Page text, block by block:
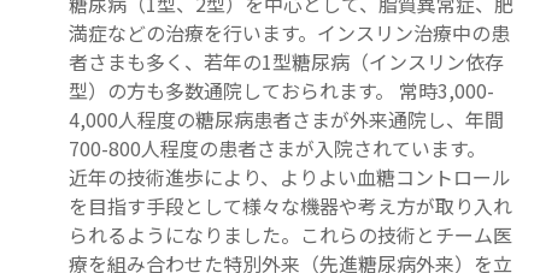
満症などの治療を行います。インスリン治療中の患
者さまも多く、若年の1型糖尿病（インスリン依存
型）の方も多数通院しておられます。 常時3,000-
4,000人程度の糖尿病患者さまが外来通院し、年間
700-800人程度の患者さまが入院されています。
近年の技術進歩により、よりよい血糖コントロール
を目指す手段として様々な機器や考え方が取り入れ
られるようになりました。これらの技術とチーム医
療を組み合わせた特別外来（先進糖尿病外来）を立